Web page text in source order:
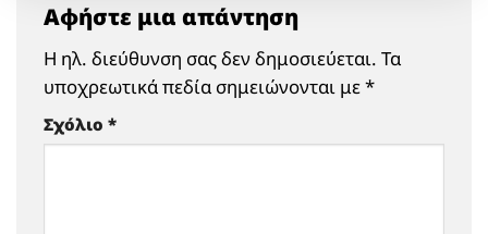
Αφήστε μια απάντηση
Η ηλ. διεύθυνση σας δεν δημοσιεύεται. Τα
υποχρεωτικά πεδία σημειώνονται με*
Σχόλιο *